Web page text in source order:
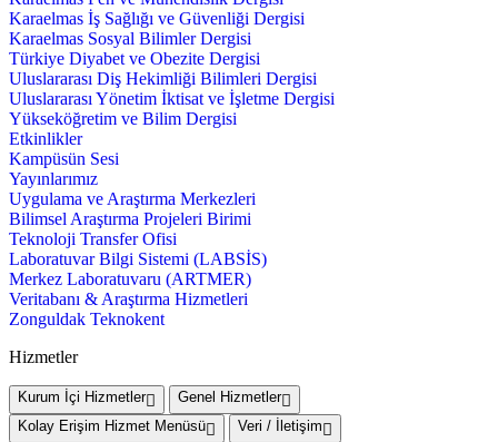
Karaelmas İş Sağlığı ve Güvenliği Dergisi
Karaelmas Sosyal Bilimler Dergisi
Türkiye Diyabet ve Obezite Dergisi
Uluslararası Diş Hekimliği Bilimleri Dergisi
Uluslararası Yönetim İktisat ve İşletme Dergisi
Yükseköğretim ve Bilim Dergisi
Etkinlikler
Kampüsün Sesi
Yayınlarımız
Uygulama ve Araştırma Merkezleri
Bilimsel Araştırma Projeleri Birimi
Teknoloji Transfer Ofisi
Laboratuvar Bilgi Sistemi (LABSİS)
Merkez Laboratuvaru (ARTMER)
Veritabanı & Araştırma Hizmetleri
Zonguldak Teknokent
Hizmetler
Kurum İçi Hizmetler
Genel Hizmetler
Kolay Erişim Hizmet Menüsü
Veri / İletişim